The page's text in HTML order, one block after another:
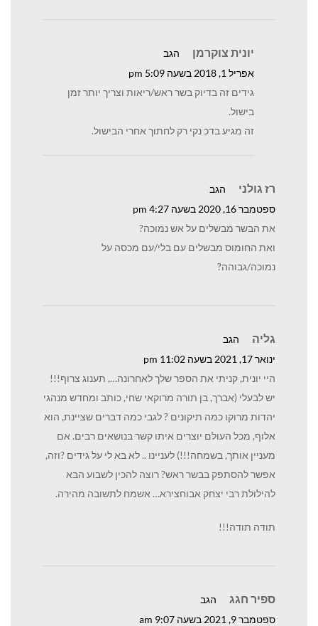
יונית צוקרמן
הגב
אפריל 1, 2018 בשעה 5:09 pm
גידים זה בדיוק בשר ראש/ריאות וצריך יותר זמן
בישול.
זה מגיע בדכ נקי רק לחתוך אחרי הבישול.
רז גולני
הגב
ספטמבר 16, 2020 בשעה 4:27 pm
את הבשר מבשלים על אש נמוכה?
ואת החומוס מבשלים עם בלי/עם מכסה על
נמוכה/גבוהה?
גליה
הגב
ינואר 17, 2021 בשעה 11:02 pm
היי יונית, קניתי את הספר שלך לאחרונה…, תענוג צרוף!!!
יש לבעלי (אברך, בן תורה מרוקאי שחי, כותב ומחדש מנהגי
יהדות מרוקו כמה תיקונים ? לגבי כמה דברים שציינת, הוא
אלוף, מכל העולם יוצרים איתו קשר בנושאים רבים. אם
מעניין אותך, בשמחה!!!) לעניינו .. לא בא לי על גידים ?וזה,
אפשר להסתפק בבשר ראש? רוצה להכין לשבוע הבא
להילולת רבי יצחק אבוחצירא… אשמח לתשובה מהירה.
תודה תודה!!!
ספיר חגג
הגב
ספטמבר 9, 2021 בשעה 9:07 am